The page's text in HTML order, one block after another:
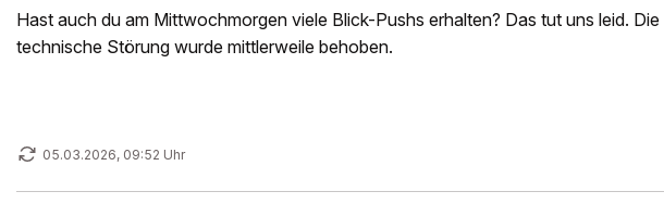
Hast auch du am Mittwochmorgen viele Blick-Pushs erhalten? Das tut uns leid. Die
technische Störung wurde mittlerweile behoben.
05.03.2026, 09:52 Uhr